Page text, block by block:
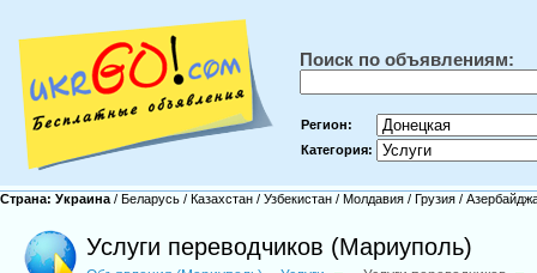
Поиск по объявлениям:
Регион:
Категория:
Страна: Украина / Беларусь / Казахстан / Узбекистан / Молдавия / Грузия /
Услуги переводчиков (Мариуполь)